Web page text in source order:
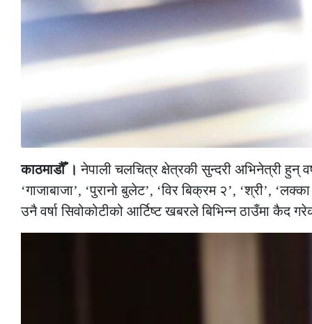
काठमाडौँ । नेपाली चलचित्र क्षेत्रकी सुन्दरी अभिनेत्री
‘गाजाबाजा’, ‘पुरानो बुलेट’, ‘विर बिक्रम २’, ‘श्री’,
उनै वर्षा सिवोकोटीको आर्टिष्ट खबरले बिभिन्न ठाउँमा कैद